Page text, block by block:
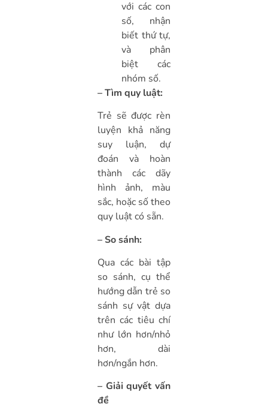
với các con
số, nhận
biết thứ tự,
và phân
biệt các
nhóm số.
– Tìm quy luật:
Trẻ sẽ được rèn
luyện khả năng
suy luận, dự
đoán và hoàn
thành các dãy
hình ảnh, màu
sắc, hoặc số theo
quy luật có sẵn.
– So sánh:
Qua các bài tập
so sánh, cụ thể
hướng dẫn trẻ so
sánh sự vật dựa
trên các tiêu chí
như lớn hơn/nhỏ
hơn, dài
hơn/ngắn hơn.
– Giải quyết vấn
đề